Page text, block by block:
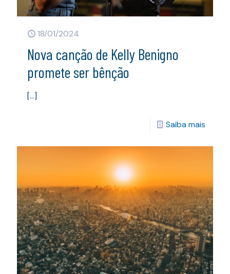
18/01/2024
Nova canção de Kelly Benigno
promete ser bênção
[…]
Saiba mais